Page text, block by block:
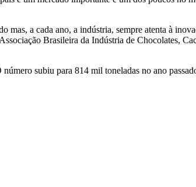
mas, a cada ano, a indústria, sempre atenta à
Brasileira da Indústria de Chocolates,
subiu para 814 mil toneladas no ano